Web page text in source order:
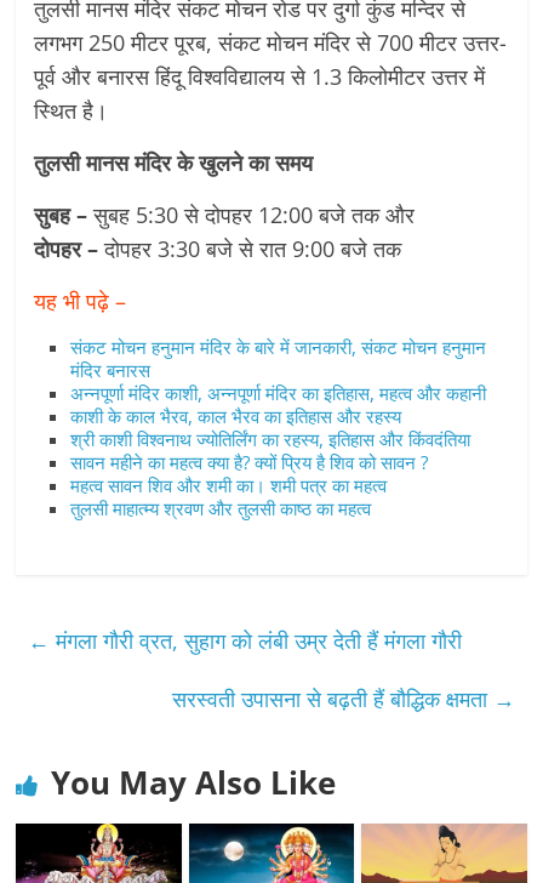
तुलसी मानस मंदिर संकट मोचन रोड पर दुर्गा कुंड मन्दिर से
लगभग 250 मीटर पूरब, संकट मोचन मंदिर से 700 मीटर उत्तर-
पूर्व और बनारस हिंदू विश्वविद्यालय से 1.3 किलोमीटर उत्तर में
स्थित है।
तुलसी मानस मंदिर के खुलने का समय
सुबह –सुबह 5:30 से दोपहर 12:00 बजे तक और
दोपहर –दोपहर 3:30 बजे से रात 9:00 बजे तक
यह भी पढ़े –
संकट मोचन हनुमान मंदिर के बारे में जानकारी, संकट मोचन हनुमान
मंदिर बनारस
अन्नपूर्णा मंदिर काशी, अन्नपूर्णा मंदिर का इतिहास, महत्व और कहानी
काशी के काल भैरव, काल भैरव का इतिहास और रहस्य
श्री काशी विश्वनाथ ज्योतिर्लिंग का रहस्य, इतिहास और किंवदंतिया
सावन महीने का महत्व क्या है? क्यों प्रिय है शिव को सावन ?
महत्व सावन शिव और शमी का। शमी पत्र का महत्व
तुलसी माहात्म्य श्रवण और तुलसी काष्ठ का महत्व
← मंगला गौरी व्रत, सुहाग को लंबी उम्र देती हैं मंगला गौरी
सरस्वती उपासना से बढ़ती हैं बौद्धिक क्षमता →
You May Also Like